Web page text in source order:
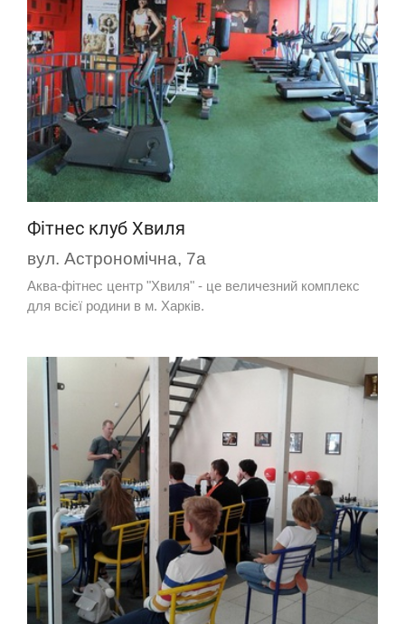
Фітнес клуб Хвиля
вул. Астрономічна, 7а
Аква-фітнес центр "Хвиля" - це величезний комплекс
для всієї родини в м. Харків.